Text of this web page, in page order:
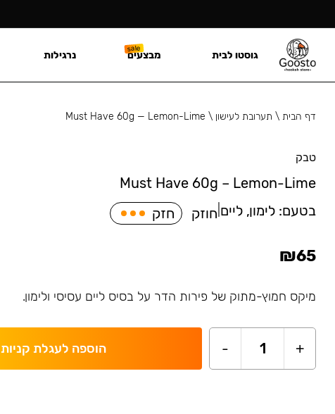
דף הבית\ תערובת לעישון \
Must Have 60g — Lemon-Lime
טבק
Must Have 60g – Lemon-Lime
בטעם: לימון, ליים חוזק חזק
₪65
מיקס חמוץ-מתוק של פירות הדר על בסיס ליים עסיסי ולימון.
+
1
- הוספה לעגלת קניות
גוסטו לבית מבצעים נרגילות